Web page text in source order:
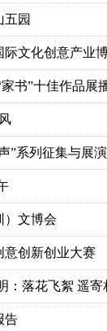
五园
文化创意产业
书”十佳作品展
”系列征集与展
）文博会
意创新创业大赛
：落花飞絮 遥寄
告